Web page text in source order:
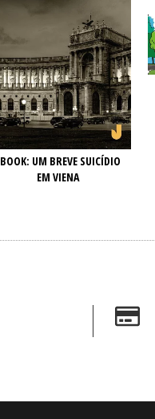
UM BREVE SUICÍDIO
EM VIENA